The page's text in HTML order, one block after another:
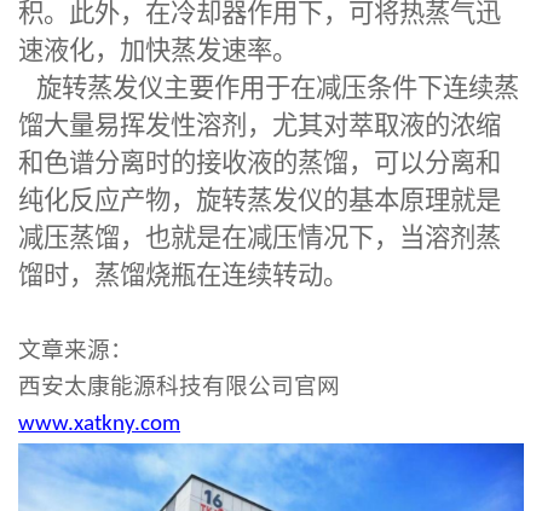
积。此外，在冷却器作用下，可将热蒸气迅
速液化，加快蒸发速率。
旋转蒸发仪主要作用于在减压条件下连续蒸
馏大量易挥发性溶剂，尤其对萃取液的浓缩
和色谱分离时的接收液的蒸馏，可以分离和
纯化反应产物，旋转蒸发仪的基本原理就是
减压蒸馏，也就是在减压情况下，当溶剂蒸
馏时，蒸馏烧瓶在连续转动。
文章来源：
西安太康能源科技有限公司官网
www.xatkny.com